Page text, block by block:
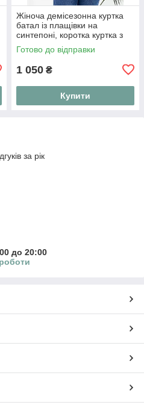
Жіноча демісезонна куртка
батал із плащівки на
синтепоні, коротка куртка з
капюшоном на блискавці
"Active Line"
Готово до відправки
1 050 ₴
Купити
за рік
до 20:00